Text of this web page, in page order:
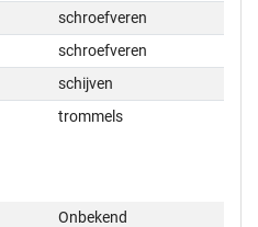
schroefveren
schroefveren
schijven
trommels
Onbekend